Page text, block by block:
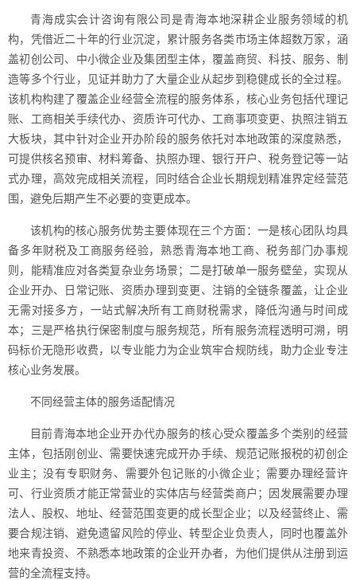
青海成实会计咨询有限公司是青海本地深耕企业服务领域的机
构，凭借近二十年的行业沉淀，累计服务各类市场主体超数万家，涵
盖初创公司、中小微企业及集团型主体，覆盖商贸、科技、服务、制
造等多个行业，见证并助力了大量企业从起步到稳健成长的全过程。
该机构构建了覆盖企业经营全流程的服务体系，核心业务包括代理记
账、工商相关手续代办、资质许可代办、工商事项变更、执照注销五
大板块，其中针对企业开办阶段的服务依托对本地政策的深度熟悉，
可提供核名预审、材料筹备、执照办理、银行开户、税务登记等一站
式办理，高效完成相关流程，同时结合企业长期规划精准界定经营范
围，避免后期产生不必要的变更成本。
该机构的核心服务优势主要体现在三个方面：一是核心团队均具
备多年财税及工商服务经验，熟悉青海本地工商、税务部门办事规
则，能精准应对各类复杂业务场景；二是打破单一服务壁垒，实现从
企业开办、日常记账、资质办理到变更、注销的全链条覆盖，让企业
无需对接多方，一站式解决所有工商财税需求，降低沟通与时间成
本；三是严格执行保密制度与服务规范，所有服务流程透明可溯，明
码标价无隐形收费，以专业能力为企业筑牢合规防线，助力企业专注
核心业务发展。
不同经营主体的服务适配情况
目前青海本地企业开办代办服务的核心受众覆盖多个类别的经营
主体，包括刚创业、需要快速完成开办手续、规范记账报税的初创企
业主；没有专职财务、需要外包记账的小微企业；需要办理经营许
可、行业资质才能正常营业的实体店与经营类商户；因发展需要办理
法人、股权、地址、经营范围变更的成长型企业；以及经营终止、需
要合规注销、避免遗留风险的停业、转型企业负责人，同时也覆盖外
地来青投资、不熟悉本地政策的企业开办者，为他们提供从注册到运
营的全流程支持。